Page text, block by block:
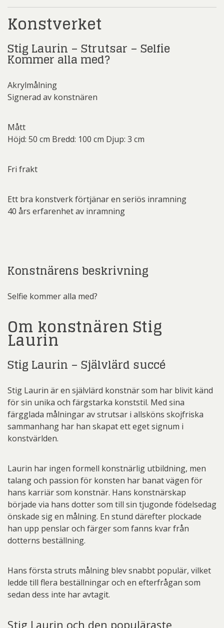
Akrylmålning
mängd
Konstverket
Stig Laurin – Strutsar – Selfie
Kommer alla med?
Akrylmålning
Signerad av konstnären
Mått
Höjd: 50 cm Bredd: 100 cm Djup: 3 cm
Fri frakt
Ett bra konstverk förtjänar en seriös inramning
40 års erfarenhet av inramning
Konstnärens beskrivning
Selfie kommer alla med?
Om konstnären Stig
Laurin
Stig Laurin – Självlärd succé
Stig Laurin är en självlärd konstnär som har blivit känd
för sin unika och färgstarka konststil. Med sina
färgglada målningar av strutsar i allsköns skojfriska
sammanhang har han skapat ett eget signum i
konstvärlden.
Laurin har ingen formell konstnärlig utbildning, men
talang och passion för konsten har banat vägen för
hans karriär som konstnär. Hans konstnärskap
började via hans dotter som till sin tjugonde födelsedag
önskade sig en målning. En stund därefter plockade
han upp penslar och färger som fanns kvar från
dotterns beställning.
Hans första struts målning blev snabbt populär, vilket
ledde till flera beställningar och en efterfrågan som
sedan dess inte har avtagit.
Stig Laurin och den populäraste